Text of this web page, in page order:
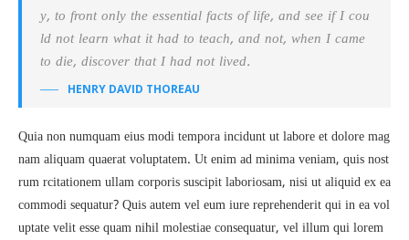
y, to front only the essential facts of life, and see if I cou
ld not learn what it had to teach, and not, when I came
to die, discover that I had not lived.
HENRY DAVID THOREAU
Quia non numquam eius modi tempora incidunt ut labore et dolore mag
nam aliquam quaerat voluptatem. Ut enim ad minima veniam, quis nost
rum rcitationem ullam corporis suscipit laboriosam, nisi ut aliquid ex ea
commodi sequatur? Quis autem vel eum iure reprehenderit qui in ea vol
uptate velit esse quam nihil molestiae consequatur, vel illum qui lorem